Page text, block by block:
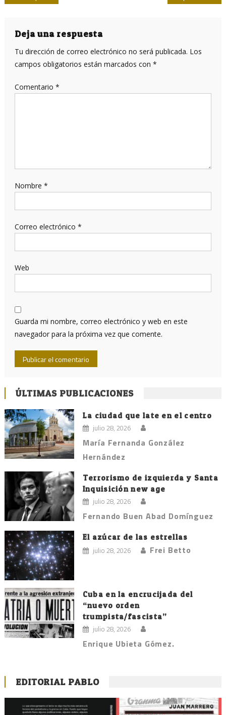
entradas
Deja una respuesta
Tu dirección de correo electrónico no será publicada. Los
campos obligatorios están marcados con *
Comentario *
Nombre *
Correo electrónico *
Web
Guarda mi nombre, correo electrónico y web en este
navegador para la próxima vez que comente.
ÚLTIMAS PUBLICACIONES
La ciudad que late en el centro
julio 28, 2026
María Fernanda González
Hernández
Terrorismo de izquierda y Santa
Inquisición new age
julio 28, 2026
Fernando Buen Abad Domínguez
El azúcar de las estrellas
julio 28, 2026 Frei Betto
Cuba en la encrucijada del
“nuevo orden
trumpista/fascista”
julio 28, 2026
Enrique Ubieta Gómez.
EDITORIAL PABLO